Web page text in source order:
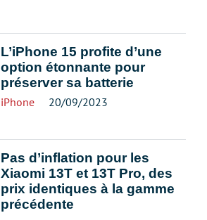
L’iPhone 15 profite d’une
option étonnante pour
préserver sa batterie
iPhone 20/09/2023
Pas d’inflation pour les
Xiaomi 13T et 13T Pro, des
prix identiques à la gamme
précédente